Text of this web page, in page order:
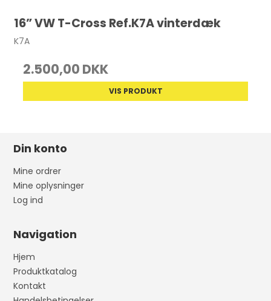
16” VW T-Cross Ref.K7A vinterdæk
K7A
2.500,00 DKK
VIS PRODUKT
Din konto
Mine ordrer
Mine oplysninger
Log ind
Navigation
Hjem
Produktkatalog
Kontakt